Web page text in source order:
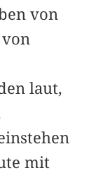
von
laut,
mit